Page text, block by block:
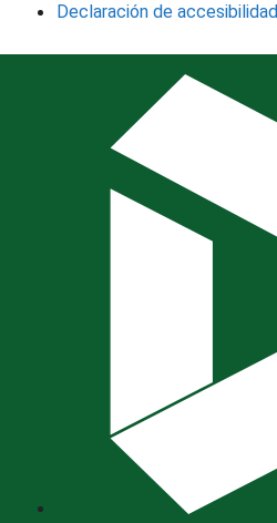
Declaración de accesibilidad